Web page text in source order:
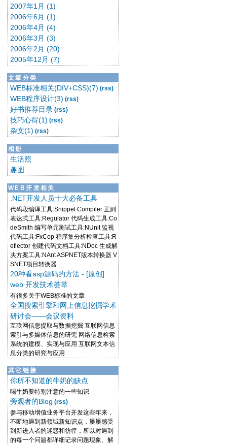
2007年1月 (1)
2006年6月 (1)
2006年4月 (4)
2006年3月 (3)
2006年2月 (20)
2005年12月 (7)
文章分类
WEB标准相关(DIV+CSS)(7) (rss)
WEB程序设计(3) (rss)
好书推荐目录 (rss)
技巧心得(1) (rss)
杂文(1) (rss)
相册
生活照
趣图
WEB开发相关
.NET开发人员十大必备工具
代码段编译工具:Snippet Compiler 正则
表达式工具:Regulator 代码生成工具:Co
deSmith 编写单元测试工具:NUnit 监视
代码工具:FxCop 程序集分析检查工具:R
eflector 创建代码文档工具:NDoc 生成解
决方案工具:NAnt ASPNET版本转换器 V
SNET项目转换器
20种看asp源码的方法 - [原创]
web 开发技术荟萃
有很多关于WEB标准的文章
全国搜索引擎和网上信息挖掘学术
研讨会——会议资料
互联网信息提取与数据挖掘 互联网信息
索引与多媒体信息的研究 网络信息检索
系统的建模、实现与应用 互联网文本信
息分类的研究与应用
其它链接
你所不知道的牛奶的缺点
喝牛奶要特别注意的一些知识
旁观者的Blog (rss)
参与移动增值业务平台开发这些年来，
不断地遇到新领域新知识点，屡屡感受
到新进入者的迷惑和彷徨，所以对遇到
的每一个问题都详细记录问题现象、解